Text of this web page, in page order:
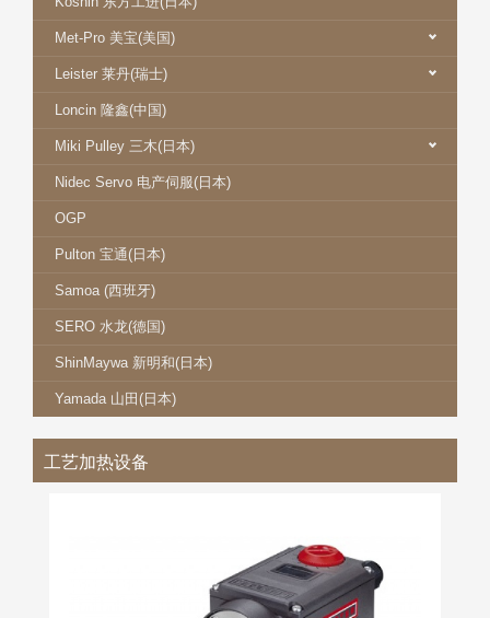
Met-Pro 美宝(美国)
Leister 莱丹(瑞士)
Loncin 隆鑫(中国)
Miki Pulley 三木(日本)
Nidec Servo 电产伺服(日本)
OGP
Pulton 宝通(日本)
Samoa (西班牙)
SERO 水龙(德国)
ShinMaywa 新明和(日本)
Yamada 山田(日本)
工艺加热设备
更多